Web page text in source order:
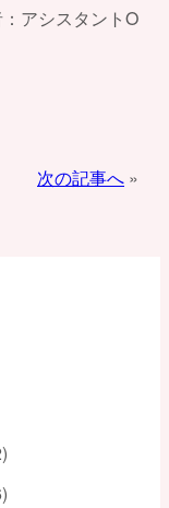
アシスタントO
次の記事へ